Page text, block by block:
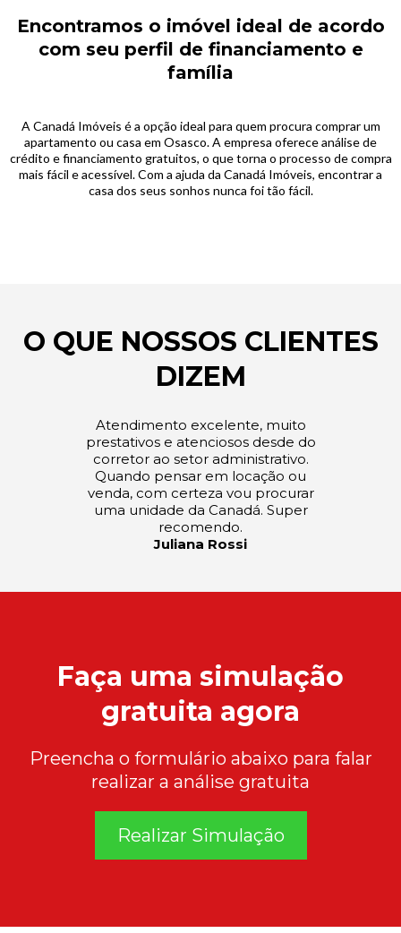
Encontramos o imóvel ideal de acordo
com seu perfil de financiamento e
família
A Canadá Imóveis é a opção ideal para quem procura comprar um
apartamento ou casa em Osasco. A empresa oferece análise de
crédito e financiamento gratuitos, o que torna o processo de compra
mais fácil e acessível. Com a ajuda da Canadá Imóveis, encontrar a
casa dos seus sonhos nunca foi tão fácil.
O QUE NOSSOS CLIENTES
DIZEM
Atendimento excelente, muito
prestativos e atenciosos desde do
corretor ao setor administrativo.
Quando pensar em locação ou
venda, com certeza vou procurar
uma unidade da Canadá. Super
recomendo.
Juliana Rossi
Faça uma simulação
gratuita agora
Preencha o formulário abaixo para falar
realizar a análise gratuita
Realizar Simulação